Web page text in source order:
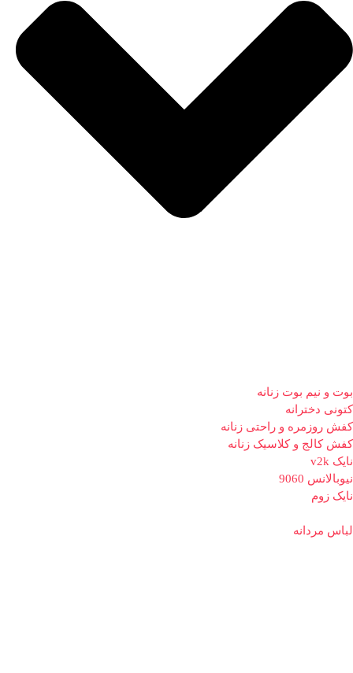
بوت و نیم بوت زنانه
کتونی دخترانه
کفش روزمره و راحتی زنانه
کفش کالج و کلاسیک زنانه
نایک v2k
نیوبالانس 9060
نایک زوم
لباس مردانه